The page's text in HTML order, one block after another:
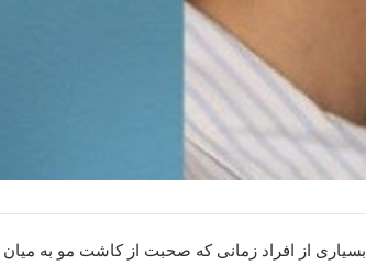
بسیاری از افراد زمانی که صحبت از کاشت مو به